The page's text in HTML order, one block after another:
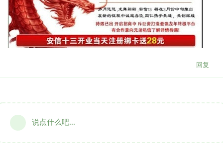
回复
说点什么吧...